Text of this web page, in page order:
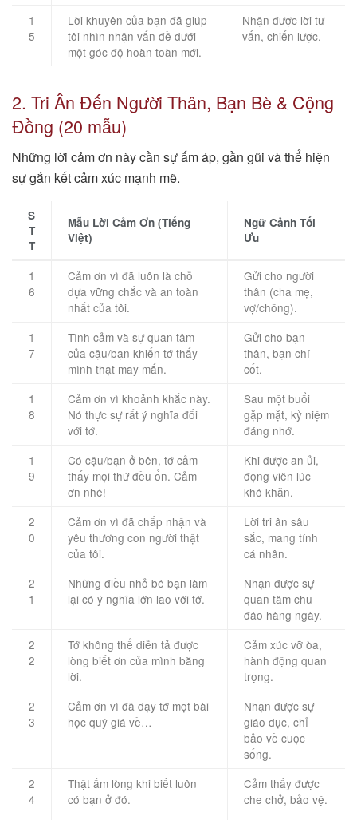
1
5
Lời khuyên của bạn đã giúp
tôi nhìn nhận vấn đề dưới
một góc độ hoàn toàn mới.
Nhận được lời tư
vấn, chiến lược.
2. Tri Ân Đến Người Thân, Bạn Bè & Cộng
Đồng (20 mẫu)
Những lời cảm ơn này cần sự ấm áp, gần gũi và thể hiện
sự gắn kết cảm xúc mạnh mẽ.
S
T
T
Mẫu Lời Cảm Ơn (Tiếng
Việt)
Ngữ Cảnh Tối
Ưu
1
6
Cảm ơn vì đã luôn là chỗ
dựa vững chắc và an toàn
nhất của tôi.
Gửi cho người
thân (cha mẹ,
vợ/chồng).
1
7
Tình cảm và sự quan tâm
của cậu/bạn khiến tớ thấy
mình thật may mắn.
Gửi cho bạn
thân, bạn chí
cốt.
1
8
Cảm ơn vì khoảnh khắc này.
Nó thực sự rất ý nghĩa đối
với tớ.
Sau một buổi
gặp mặt, kỷ niệm
đáng nhớ.
1
9
Có cậu/bạn ở bên, tớ cảm
thấy mọi thứ đều ổn. Cảm
ơn nhé!
Khi được an ủi,
động viên lúc
khó khăn.
2
0
Cảm ơn vì đã chấp nhận và
yêu thương con người thật
của tôi.
Lời tri ân sâu
sắc, mang tính
cá nhân.
2
1
Những điều nhỏ bé bạn làm
lại có ý nghĩa lớn lao với tớ.
Nhận được sự
quan tâm chu
đáo hàng ngày.
2
2
Tớ không thể diễn tả được
lòng biết ơn của mình bằng
lời.
Cảm xúc vỡ òa,
hành động quan
trọng.
2
3
Cảm ơn vì đã dạy tớ một bài
học quý giá về…
Nhận được sự
giáo dục, chỉ
bảo về cuộc
sống.
2
4
Thật ấm lòng khi biết luôn
có bạn ở đó.
Cảm thấy được
che chở, bảo vệ.